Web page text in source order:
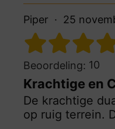
Piper 25
Beoordeling: 10
Krachtige en
De krachtige
op ruig terrein.